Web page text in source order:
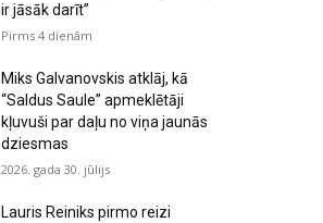
ir jāsāk darīt”
Pirms 4 dienām
Miks Galvanovskis atklāj, kā
“Saldus Saule” apmeklētāji
kļuvuši par daļu no viņa jaunās
dziesmas
2026. gada 30. jūlijs
Lauris Reiniks pirmo reizi